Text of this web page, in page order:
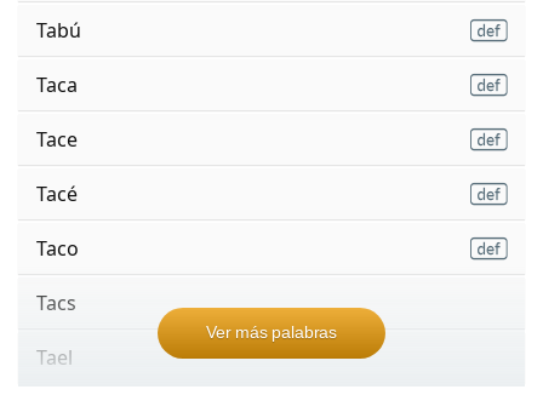
Tabú
Taca
Tace
Tacé
Taco
Tacs
Tael
Ver más palabras